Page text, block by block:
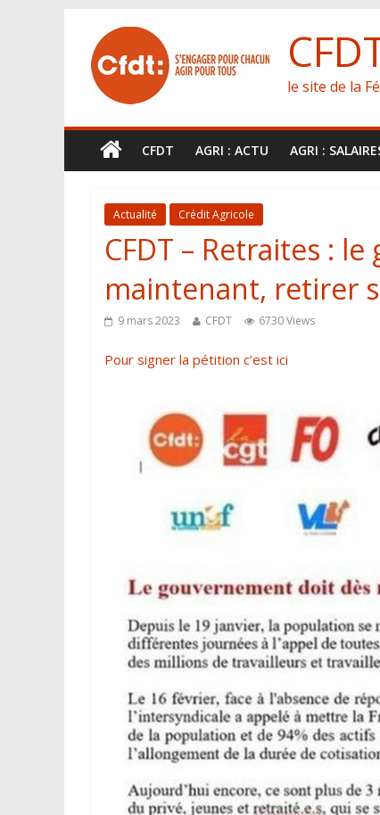
le site de la
CFDT AGRI : ACTU AGRI :
Actualité Crédit Agricole
CFDT – Retraites :
maintenant, retirer
9 mars 2023 CFDT 6730 Views
Pour signer la pétition c’est ici